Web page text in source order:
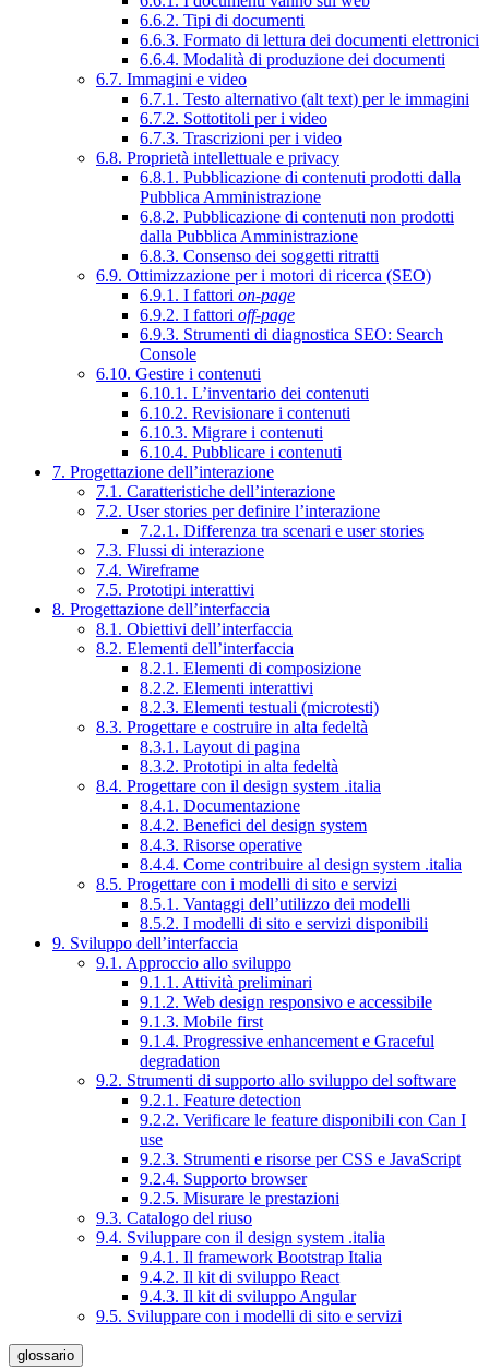
6.6.2. Tipi di documenti
6.6.3. Formato di lettura dei documenti elettronici
6.6.4. Modalità di produzione dei documenti
6.7. Immagini e video
6.7.1. Testo alternativo (alt text) per le immagini
6.7.2. Sottotitoli per i video
6.7.3. Trascrizioni per i video
6.8. Proprietà intellettuale e privacy
6.8.1. Pubblicazione di contenuti prodotti dalla
Pubblica Amministrazione
6.8.2. Pubblicazione di contenuti non prodotti
dalla Pubblica Amministrazione
6.8.3. Consenso dei soggetti ritratti
6.9. Ottimizzazione per i motori di ricerca (SEO)
6.9.1. I fattori on-page
6.9.2. I fattori off-page
6.9.3. Strumenti di diagnostica SEO: Search
Console
6.10. Gestire i contenuti
6.10.1. L’inventario dei contenuti
6.10.2. Revisionare i contenuti
6.10.3. Migrare i contenuti
6.10.4. Pubblicare i contenuti
7. Progettazione dell’interazione
7.1. Caratteristiche dell’interazione
7.2. User stories per definire l’interazione
7.2.1. Differenza tra scenari e user stories
7.3. Flussi di interazione
7.4. Wireframe
7.5. Prototipi interattivi
8. Progettazione dell’interfaccia
8.1. Obiettivi dell’interfaccia
8.2. Elementi dell’interfaccia
8.2.1. Elementi di composizione
8.2.2. Elementi interattivi
8.2.3. Elementi testuali (microtesti)
8.3. Progettare e costruire in alta fedeltà
8.3.1. Layout di pagina
8.3.2. Prototipi in alta fedeltà
8.4. Progettare con il design system .italia
8.4.1. Documentazione
8.4.2. Benefici del design system
8.4.3. Risorse operative
8.4.4. Come contribuire al design system .italia
8.5. Progettare con i modelli di sito e servizi
8.5.1. Vantaggi dell’utilizzo dei modelli
8.5.2. I modelli di sito e servizi disponibili
9. Sviluppo dell’interfaccia
9.1. Approccio allo sviluppo
9.1.1. Attività preliminari
9.1.2. Web design responsivo e accessibile
9.1.3. Mobile first
9.1.4. Progressive enhancement e Graceful
degradation
9.2. Strumenti di supporto allo sviluppo del software
9.2.1. Feature detection
9.2.2. Verificare le feature disponibili con Can I
use
9.2.3. Strumenti e risorse per CSS e JavaScript
9.2.4. Supporto browser
9.2.5. Misurare le prestazioni
9.3. Catalogo del riuso
9.4. Sviluppare con il design system .italia
9.4.1. Il framework Bootstrap Italia
9.4.2. Il kit di sviluppo React
9.4.3. Il kit di sviluppo Angular
9.5. Sviluppare con i modelli di sito e servizi
glossario